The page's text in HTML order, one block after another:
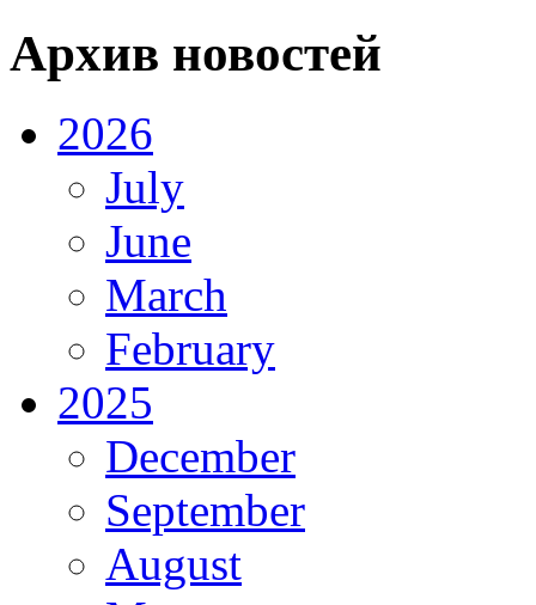
Архив новостей
2026
July
June
March
February
2025
December
September
August